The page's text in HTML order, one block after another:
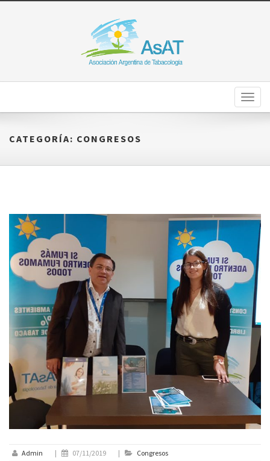
CATEGORÍA: CONGRESOS
Admin | 07/11/2019 | Congresos